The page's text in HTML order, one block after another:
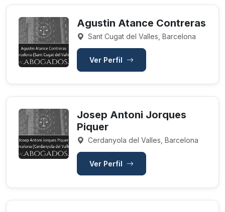
Agustin Atance Contreras
Sant Cugat del Valles, Barcelona
Ver Perfil
Josep Antoni Jorques
Piquer
Cerdanyola del Valles, Barcelona
Ver Perfil